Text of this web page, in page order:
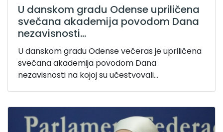
U danskom gradu Odense upriličena
svečana akademija povodom Dana
nezavisnosti...
U danskom gradu Odense večeras je upriličena
svečana akademija povodom Dana
nezavisnosti na kojoj su učestvovali...